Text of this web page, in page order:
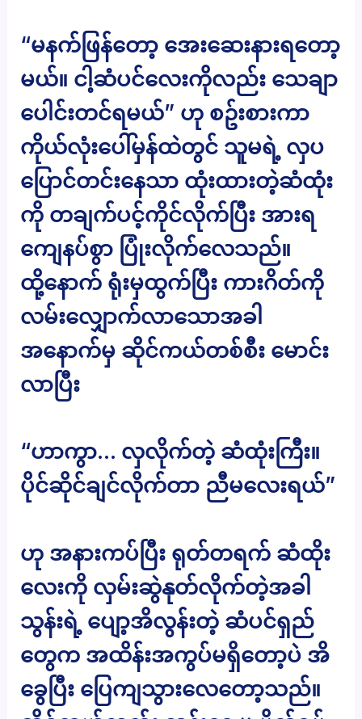
“မနက်ဖြန်တော့ အေးဆေးနားရတော့
မယ်။ ငါ့ဆံပင်လေးကိုလည်း သေချာ
ပေါင်းတင်ရမယ်” ဟု စဥ်းစားကာ
ကိုယ်လုံးပေါ်မှန်ထဲတွင် သူမရဲ့ လှပ
ပြောင်တင်းနေသာ ထုံးထားတဲ့ဆံထုံး
ကို တချက်ပင့်ကိုင်လိုက်ပြီး အားရ
ကျေနပ်စွာ ပြုံးလိုက်လေသည်။
ထို့နောက် ရုံးမှထွက်ပြီး ကားဂိတ်ကို
လမ်းလျှောက်လာသောအခါ
အနောက်မှ ဆိုင်ကယ်တစ်စီး မောင်း
လာပြီး
“ဟာကွာ… လှလိုက်တဲ့ ဆံထုံးကြီး။
ပိုင်ဆိုင်ချင်လိုက်တာ ညီမလေးရယ်”
ဟု အနားကပ်ပြီး ရုတ်တရက် ဆံထိုး
လေးကို လှမ်းဆွဲနုတ်လိုက်တဲ့အခါ
သွန်းရဲ့ ပျော့အိလွန်းတဲ့ ဆံပင်ရှည်
တွေက အထိန်းအကွပ်မရှိတော့ပဲ အိ
ခွေပြီး ပြေကျသွားလေတော့သည်။